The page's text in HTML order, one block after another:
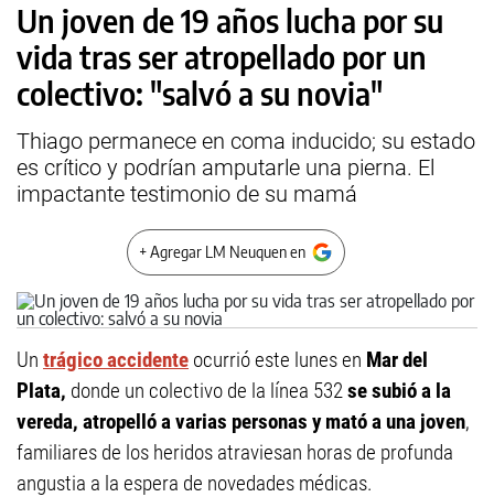
Un joven de 19 años lucha por su
vida tras ser atropellado por un
colectivo: "salvó a su novia"
Thiago permanece en coma inducido; su estado
es crítico y podrían amputarle una pierna. El
impactante testimonio de su mamá
+ Agregar LM Neuquen en
Un trágico accidente ocurrió este lunes en Mar del
Plata, donde un colectivo de la línea 532se subió a la
vereda, atropelló a varias personas y mató a una joven,
familiares de los heridos atraviesan horas de profunda
angustia a la espera de novedades médicas.